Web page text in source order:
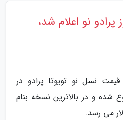
پرادو نو اعلام شد،
نسل نو تویوتا پرادو در
دلار شروع شده و در بالاترین نسخه بنام